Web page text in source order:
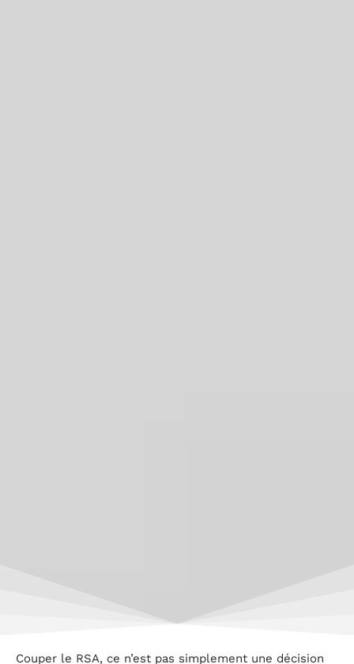
Couper le RSA, ce n’est pas simplement une décision